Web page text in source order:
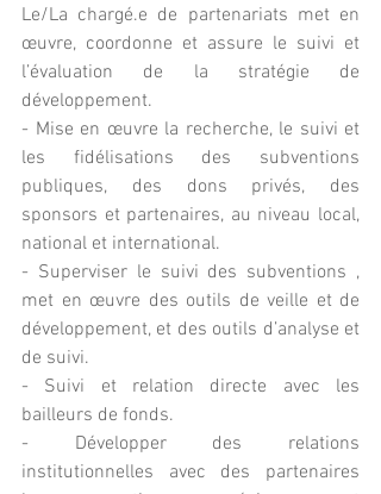
Le/La chargé.e de partenariats met en
œuvre, coordonne et assure le suivi et
l’évaluation de la stratégie de
développement.
- Mise en œuvre la recherche, le suivi et
les fidélisations des subventions
publiques, des dons privés, des
sponsors et partenaires, au niveau local,
national et international.
- Superviser le suivi des subventions ,
met en œuvre des outils de veille et de
développement, et des outils d’analyse et
de suivi.
- Suivi et relation directe avec les
bailleurs de fonds.
- Développer des relations
institutionnelles
avec des partenaires